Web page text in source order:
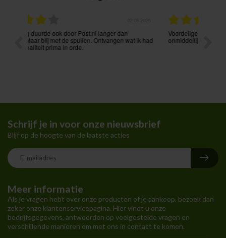
31.07.2026
Voordelige prijzen en vlekkeloze levering. Ook via mail
onmiddellijk bereikbaar. Aanrader !
Meer informatie
Als je vragen hebt over onze producten of je aankoop, bezoek dan
zeker onze klantenservicepagina. Hier vindt u onze
bedrijfsgegevens, antwoorden op veelgestelde vragen en
verschillende manieren om met ons in contact te komen.
Schrijf je in voor onze nieuwsbrief
Blijf op de hoogte van de laatste acties